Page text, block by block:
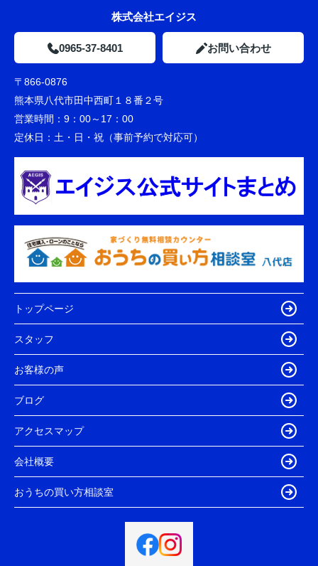
株式会社エイジス
0965-37-8401 お問い合わせ
〒866-0876
熊本県八代市田中西町１８番２号
営業時間： 9：00～17：00
定休日： 土・日・祝（事前予約で対応可）
トップページ
スタッフ
お客様の声
ブログ
アクセスマップ
会社概要
おうちの買い方相談室